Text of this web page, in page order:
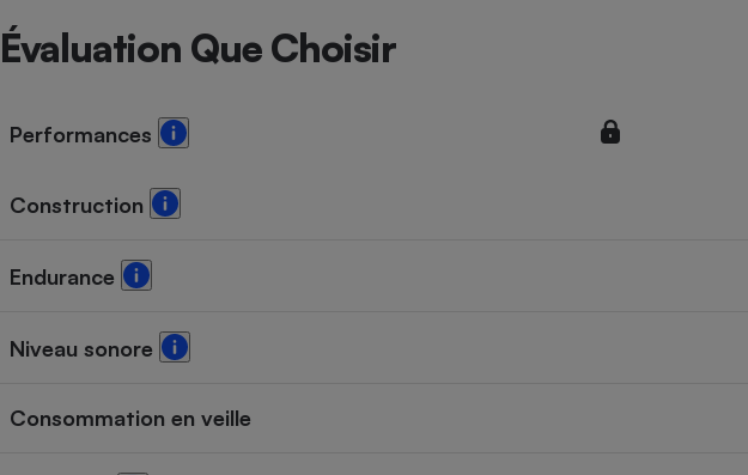
Évaluation Que Choisir
Performances
Construction
Endurance
Niveau sonore
Consommation en veille